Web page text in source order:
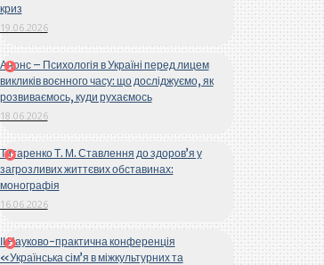
криз
19.06.2026
Анонс – Психологія в Україні перед лицем
викликів воєнного часу: що досліджуємо, як
розвиваємось, куди рухаємось
18.06.2026
Титаренко Т. М. Ставлення до здоров’я у
загрозливих життєвих обставинах:
монографія
16.06.2026
ІІ Науково-практична конференція
«Українська сім’я в міжкультурних та